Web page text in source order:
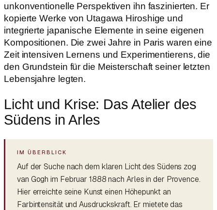
unkonventionelle Perspektiven ihn faszinierten. Er
kopierte Werke von Utagawa Hiroshige und
integrierte japanische Elemente in seine eigenen
Kompositionen. Die zwei Jahre in Paris waren eine
Zeit intensiven Lernens und Experimentierens, die
den Grundstein für die Meisterschaft seiner letzten
Lebensjahre legten.
Licht und Krise: Das Atelier des
Südens in Arles
Auf der Suche nach dem klaren Licht des Südens zog
van Gogh im Februar 1888 nach Arles in der Provence.
Hier erreichte seine Kunst einen Höhepunkt an
Farbintensität und Ausdruckskraft. Er mietete das